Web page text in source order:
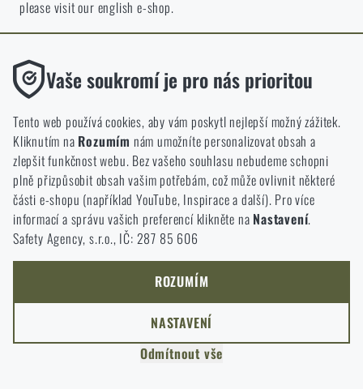
si vyberete?
ZŮSTANU TADY
PŘEJÍT DO KOŠÍKU
ODEJÍT
ROZUMÍM, POKRAČOVAT
please visit our english e-shop.
I WILL STAY HERE
GO TO RIGAD.COM
Vaše soukromí je pro nás prioritou
Tento web používá cookies, aby vám poskytl nejlepší možný zážitek.
Kliknutím na Rozumím nám umožníte personalizovat obsah a
zlepšit funkčnost webu. Bez vašeho souhlasu nebudeme schopni
plně přizpůsobit obsah vašim potřebám, což může ovlivnit některé
části e-shopu (například YouTube, Inspirace a další). Pro více
informací a správu vašich preferencí klikněte na Nastavení.
Safety Agency, s.r.o., IČ: 287 85 606
Funkční
Bez nich by náš web vůbec nefungoval. U těchto cookies není
možné zakázat jejich ukládání.
Analytické
Do těchto cookies se anonymně ukládá, jakým způsobem
procházíte a používáte náš web. Pomáhají nám lépe chápat, co
se našim zákazníkům líbí a kterým směrem se máme ubírat.
Marketingové
Tyto cookies nám pomáhají optimalizovat reklamu směřující na
náš e-shop, aby byla co nejvíce efektivní a náš obchod se mohl
neustále rozvíjet a zlepšovat.
Díky těmto cookies dokážeme reklamu personalizovat a nabízet
ROZUMÍM
NASTAVENÍ
Odmítnout vše